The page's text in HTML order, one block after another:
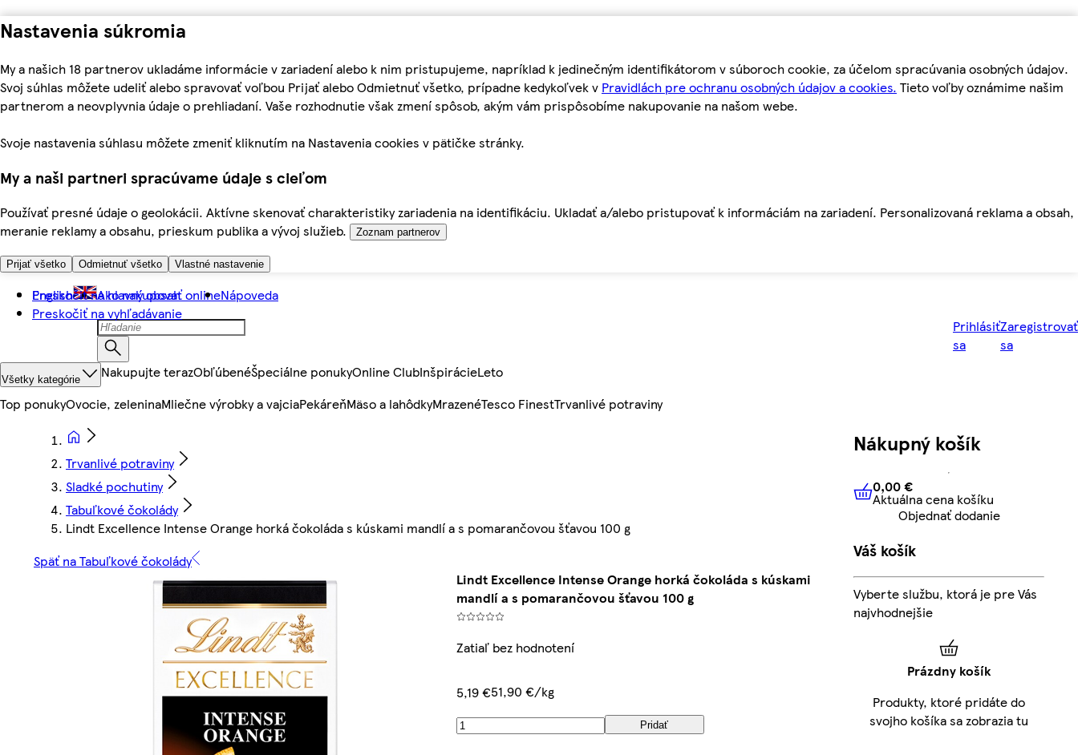
Nastavenia súkromia
My a našich 18 partnerov ukladáme informácie v zariadení alebo k nim pristupujeme, napríklad k jedinečným identifikátorom v súboroch cookie, za účelom spracúvania osobných údajov.
Svoj súhlas môžete udeliť alebo spravovať voľbou Prijať alebo Odmietnuť všetko, prípadne kedykoľvek v Pravidlách pre ochranu osobných údajov a cookies. Tieto voľby oznámime našim
partnerom a neovplyvnia údaje o prehliadaní. Vaše rozhodnutie však zmení spôsob, akým vám prispôsobíme nakupovanie na našom webe.
Svoje nastavenia súhlasu môžete zmeniť kliknutím na Nastavenia cookies v pätičke stránky.
My a naši partneri spracúvame údaje s cieľom
Používať presné údaje o geolokácii. Aktívne skenovať charakteristiky zariadenia na identifikáciu. Ukladať a/alebo pristupovať k informáciám na zariadení. Personalizovaná reklama a obsah,
meranie reklamy a obsahu, prieskum publika a vývoj služieb.
Zoznam partnerov
Prijať všetko Odmietnuť všetko Vlastné nastavenie
Preskočiť na hlavný obsah
Preskočiť na vyhľadávanie
English Ako nakupovať onlineNápoveda
Prihlásiť
sa
Zaregistrovať
sa
Všetky kategórie Nakupujte terazObľúbenéŠpeciálne ponukyOnline ClubInšpirácieLeto
Top ponukyOvocie, zeleninaMliečne výrobky a vajciaPekáreňMäso a lahôdkyMrazenéTesco FinestTrvanlivé potraviny
Trvanlivé potraviny
Sladké pochutiny
Tabuľkové čokolády
Lindt Excellence Intense Orange horká čokoláda s kúskami mandlí a s pomarančovou šťavou 100 g
Späť na Tabuľkové čokolády
Lindt Excellence Intense Orange horká čokoláda s kúskami
mandlí a s pomarančovou šťavou 100 g
Zatiaľ bez hodnotení
5,19 €51,90 €/kg
Pridať
Nákupný košík
0,00 € Aktuálna cena košíku
0,00 €
Aktuálna cena košíku
Objednať dodanie
Váš košík
Vyberte službu, ktorá je pre Vás
najvhodnejšie
Prázdny košík
Produkty, ktoré pridáte do
svojho košíka sa zobrazia tu